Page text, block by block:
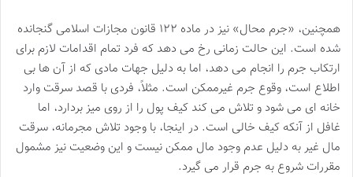
همچنین، «جرم محال» نیز در ماده ۱۲۲ قانون مجازات اسلامی گنجانده
شده است. این حالت زمانی رخ می دهد که فرد تمام اقدامات لازم برای
ارتکاب جرم را انجام می دهد، اما به دلیل جهات مادی که از آن ها بی
اطلاع است، وقوع جرم غیرممکن است. مثلاً، فردی با قصد سرقت وارد
خانه ای می شود و تلاش می کند کیف پول را از روی میز بردارد، اما
غافل از آنکه کیف خالی است. در اینجا، با وجود تلاش مجرمانه، سرقت
مال غیر به دلیل عدم وجود مال ممکن نیست و این وضعیت نیز مشمول
مقررات شروع به جرم قرار می گیرد.